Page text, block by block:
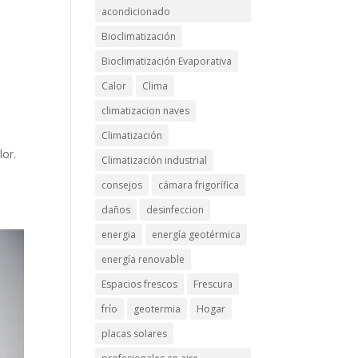
acondicionado
Bioclimatización
Bioclimatización Evaporativa
Calor
Clima
climatizacion naves
Climatización
Climatización industrial
consejos
cámara frigorífica
daños
desinfeccion
energia
energía geotérmica
energía renovable
Espacios frescos
Frescura
frío
geotermia
Hogar
placas solares